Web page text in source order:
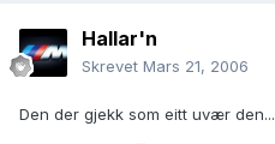
Hallar'n
Skrevet Mars 21, 2006
Den der gjekk som eitt uvær den...